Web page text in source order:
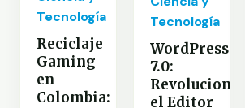
Tecnología
Reciclaje
Gaming
en
Colombia:
Tecnología
WordPress
7.0:
Revoluciona
el Editor